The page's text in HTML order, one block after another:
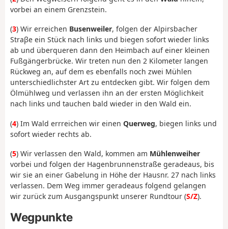
vorbei an einem Grenzstein.
(3) Wir erreichen Busenweiler, folgen der Alpirsbacher
Straβe ein Stück nach links und biegen sofort wieder links
ab und überqueren dann den Heimbach auf einer kleinen
Fußgängerbrücke. Wir treten nun den 2 Kilometer langen
Rückweg an, auf dem es ebenfalls noch zwei Mühlen
unterschiedlichster Art zu entdecken gibt. Wir folgen dem
Ölmühlweg und verlassen ihn an der ersten Möglichkeit
nach links und tauchen bald wieder in den Wald ein.
(4) Im Wald errreichen wir einen Querweg, biegen links und
sofort wieder rechts ab.
(5) Wir verlassen den Wald, kommen am Mühlenweiher
vorbei und folgen der Hagenbrunnenstraße geradeaus, bis
wir sie an einer Gabelung in Höhe der Hausnr. 27 nach links
verlassen. Dem Weg immer geradeaus folgend gelangen
wir zurück zum Ausgangspunkt unserer Rundtour (S/Z).
Wegpunkte